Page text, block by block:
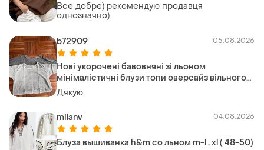
Все добре) рекомендую продавця
однозначно)
b72909 05.08.2026
Нові укорочені бавовняні зі льоном
мінімалістичні блузи топи оверсайз вільного
(boxy/oversized) крою colette оверсайз італія
🇮🇹
Дякую
milanv 04.08.2026
Блуза вышиванка h&m со льном m-l , xl ( 48-50)